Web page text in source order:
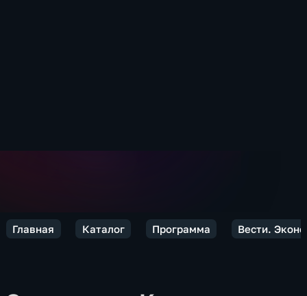
Главная Каталог Программа Вести.